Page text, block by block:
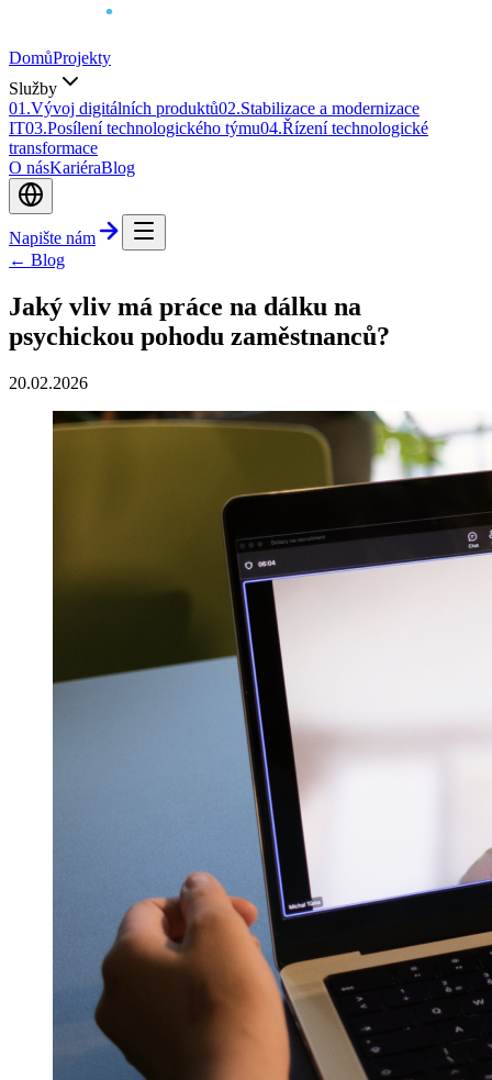
DomůProjekty
Služby
01 .Vývoj digitálních produktů02.Stabilizace a modernizace
IT03.Posílení technologického týmu04.Řízení technologické
transformace
O násKariéraBlog
Napište nám
← Blog
Jaký vliv má práce na dálku na
psychickou pohodu zaměstnanců?
20.02.2026